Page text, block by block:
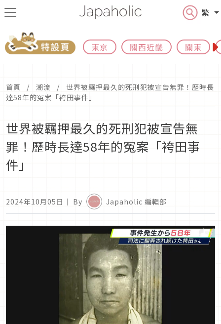
繁
東京 關西近畿 關東
首頁 潮流
世界被羈押最久的死刑犯被宣告無罪！歷時長
達58年的冤案「袴田事件」
世界被羈押最久的死刑犯被宣告無
罪！歷時長達58年的冤案「袴田事
件」
2024年10月05日 ｜ By Japaholic 編輯部